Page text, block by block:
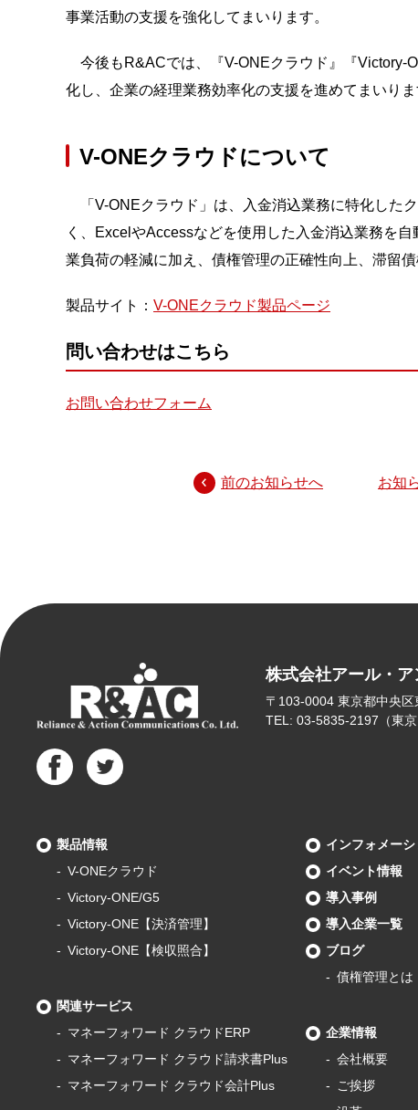
事業活動の支援を強化してまいります。
今後もR&ACでは、『V-ONEクラウド』『Victory-
化し、企業の経理業務効率化の支援を進めてまいりま
V-ONEクラウドについて
「V-ONEクラウド」は、入金消込業務に特化した
く、ExcelやAccessなどを使用した入金消込業務を
業負荷の軽減に加え、債権管理の正確性向上、滞留
製品サイト： V-ONEクラウド製品ページ
問い合わせはこちら
お問い合わせフォーム
前のお知らせへ お知
株式会社アール・
〒103-0004 東京都中央
TEL: 03-5835-2197（東
製品情報
V-ONEクラウド
Victory-ONE/G5
Victory-ONE【決済管理】
Victory-ONE【検収照合】
関連サービス
マネーフォワード クラウドERP
マネーフォワード クラウド請求書Plus
マネーフォワード クラウド会計Plus
インフォメー
イベント情報
導入事例
導入企業一覧
ブログ
債権管理とは
企業情報
会社概要
ご挨拶